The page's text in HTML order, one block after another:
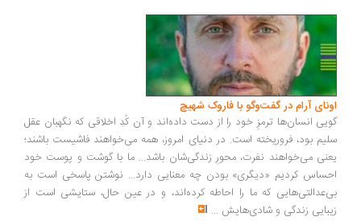
آرام در گفت‌وگو با فاروک شهیچ‭
انسان‌ها ترمزِ خود را از دست داده‌اند و آن کُدِ اخلاقی که نگهبان عقل
بود، فروریخته است. در دنیای امروز، همه می‌خواهند فاشیست باشند؛
می‌خواهند نفرت، محورِ زندگی‌شان باشد... ما با گوشت و پوست خود
کردیم «دیگری» بودن چه معنایی دارد... نوشتن پاسخی است به
که ما را احاطه کرده‌اند، و در عین حال، ستایشی است از
زندگی و شادی‌هایش...